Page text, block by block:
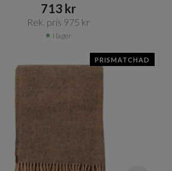
713 kr​​
Rek. pris 975 kr​​
I lager
PRISMATCHAD